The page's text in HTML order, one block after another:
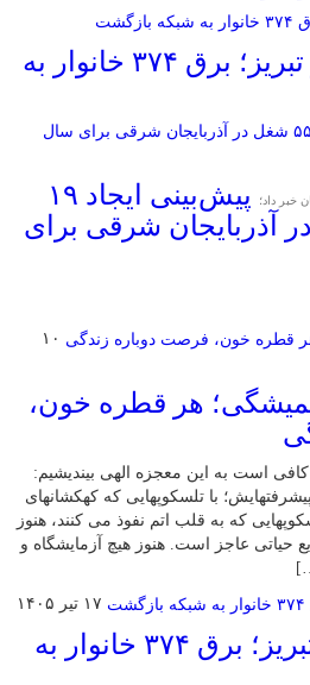
کشف ۳۴ ماینر در تبریز؛ برق ۳۷۴ خانوار به
خبر داد؛
پیش‌بینی ایجاد ۱۹
شغل در آذربایجان شرقی برای
۱۰
همیشگی؛ هر قطره خون،
است به این معجزه الهی بیندیشیم:
با تلسکوپهایی که کهکشانهای
که به قلب اتم نفوذ می‌ کنند، هنوز
حیاتی عاجز است. هنوز هیچ آزمایشگاه و
۱۷ تیر ۱۴۰۵
کشف ۳۴ ماینر در تبریز؛ برق ۳۷۴ خانوار به